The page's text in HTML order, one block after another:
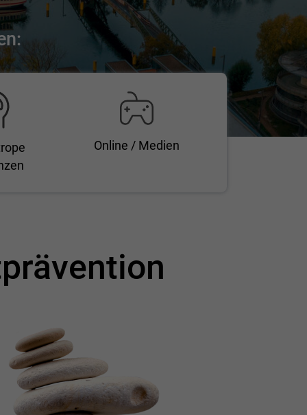
Online / Medien